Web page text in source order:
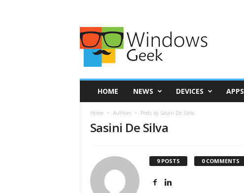
HOME NEWS DEVICES APPS
Home Authors Posts by Sasini De Silva
Sasini De Silva
9 POSTS 0 COMMENTS